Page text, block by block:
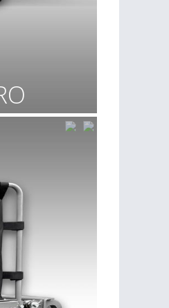
nous
:
61 94
: